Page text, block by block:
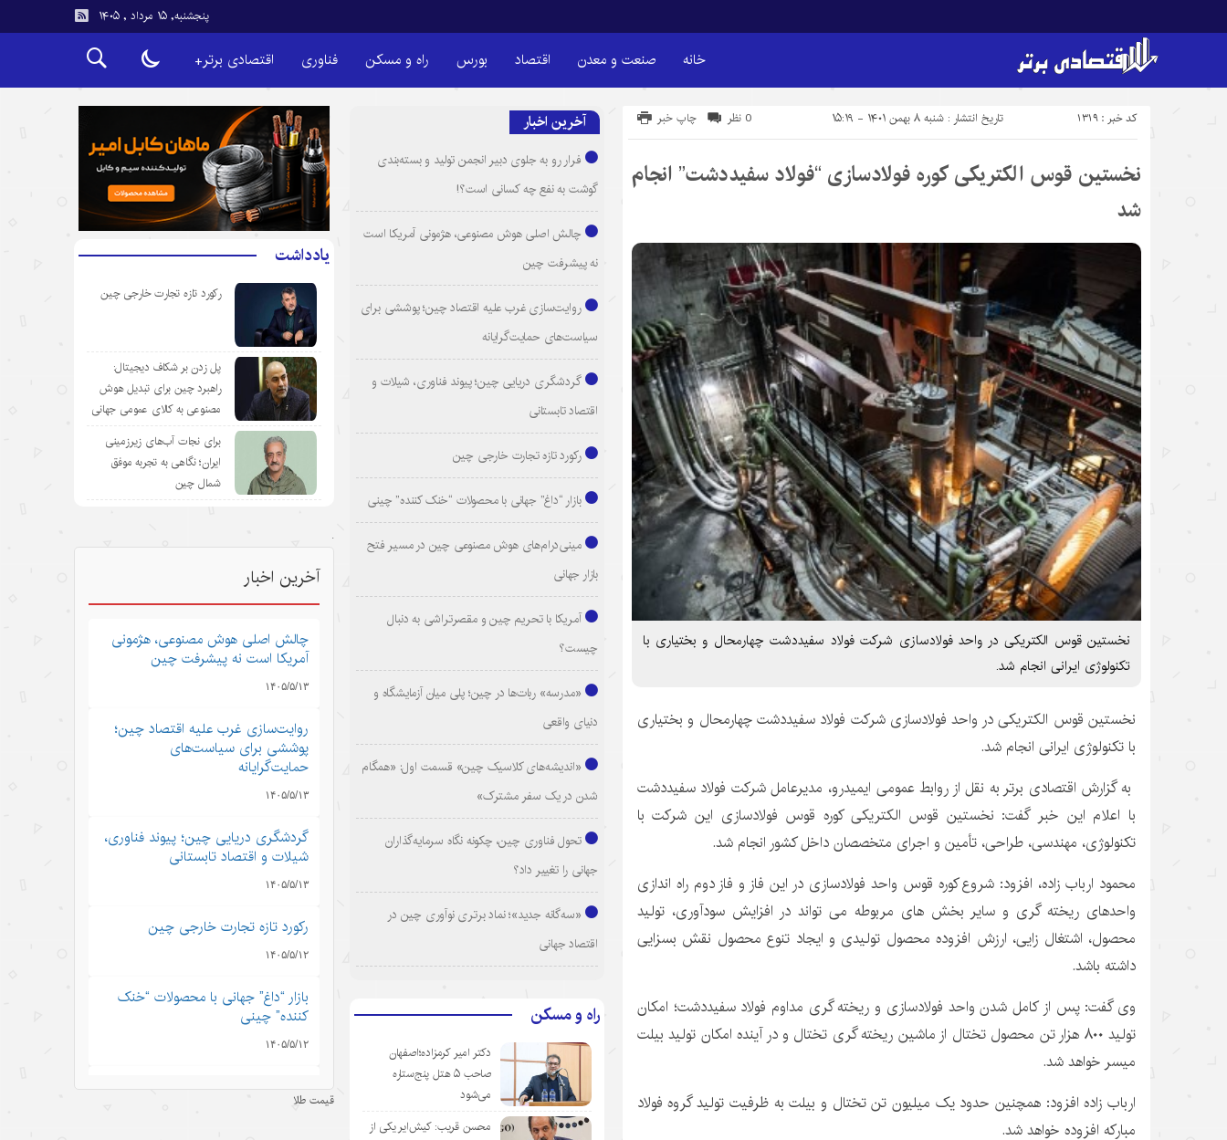
پنجشنبه, ۱۵ مرداد , ۱۴۰۵
خانه صنعت و معدن اقتصاد بورس راه و مسکن فناوری اقتصادی برتر+
تاریخ انتشار : شنبه ۸ بهمن ۱۴۰۱ - ۱۵:۱۹ کد خبر : 1319 چاپ خبر 0 نظر
نخستین قوس الکتریکی کوره فولادسازی “فولاد سفیددشت” انجام
شد
نخستین قوس الکتریکی در واحد فولادسازی شرکت فولاد سفیددشت چهارمحال و بختیاری با
تکنولوژی ایرانی انجام شد.
نخستین قوس الکتریکی در واحد فولادسازی شرکت فولاد سفیددشت چهارمحال و بختیاری
با تکنولوژی ایرانی انجام شد.
به گزارش اقتصادی برتر به نقل از روابط عمومی ایمیدرو، مدیرعامل شرکت فولاد سفیددشت
با اعلام این خبر گفت: نخستین قوس الکتریکی کوره قوس فولادسازی این شرکت با
تکنولوژی، مهندسی، طراحی، تأمین و اجرای متخصصان داخل کشور انجام شد.
محمود ارباب زاده، افزود: شروع کوره قوس واحد فولادسازی در این فاز و فاز دوم راه اندازی
واحدهای ریخته گری و سایر بخش های مربوطه می تواند در افزایش سودآوری، تولید
محصول، اشتغال زایی، ارزش افزوده محصول تولیدی و ایجاد تنوع محصول نقش بسزایی
داشته باشد.
وی گفت: پس از کامل شدن واحد فولادسازی و ریخته گری مداوم فولاد سفیددشت؛ امکان
تولید ۸۰۰ هزار تن محصول تختال از ماشین ریخته گری تختال و در آینده امکان تولید بیلت
میسر خواهد شد.
ارباب زاده افزود: همچنین حدود یک میلیون تن تختال و بیلت به ظرفیت تولید گروه فولاد
مبارکه افزوده خواهد شد.
آخرین اخبار
فرار رو به جلوی دبیر انجمن تولید و بسته‌بندی
گوشت به نفع چه کسانی است؟!
چالش اصلی هوش مصنوعی، هژمونی آمریکا است
نه پیشرفت چین
روایت‌سازی غرب علیه اقتصاد چین؛ پوششی برای
سیاست‌های حمایت‌گرایانه
گردشگری دریایی چین؛ پیوند فناوری، شیلات و
اقتصاد تابستانی
رکورد تازه تجارت خارجی چین
بازار “داغ” جهانی با محصولات “خنک کننده” چینی
مینی‌درام‌های هوش مصنوعی چین در مسیر فتح
بازار جهانی
آمریکا با تحریم چین و مقصرتراشی به دنبال
چیست؟
«مدرسه» ربات‌ها در چین؛ پلی میان آزمایشگاه و
دنیای واقعی
«اندیشه‌های کلاسیک چین» قسمت اول: «همگام
شدن در یک سفر مشترک»
تحول فناوری چین، چکونه نگاه سرمایه‌گذاران
جهانی را تغییر داد؟
«سه‌گانه جدید»؛ نماد برتری نوآوری چین در
اقتصاد جهانی
راه و مسکن
دکتر امیر کرمزاده؛اصفهان
صاحب ۵ هتل پنج‌ستاره
می‌شود
محسن قریب: کیش‌ایر یکی از
یادداشت
رکورد تازه تجارت خارجی چین
پل زدن بر شکاف دیجیتال:
راهبرد چین برای تبدیل هوش
مصنوعی به کالای عمومی جهانی
برای نجات آب‌های زیرزمینی
ایران؛ نگاهی به تجربه موفق
شمال چین
.
آخرین اخبار
چالش اصلی هوش مصنوعی، هژمونی
آمریکا است نه پیشرفت چین
۱۴۰۵/۵/۱۳
روایت‌سازی غرب علیه اقتصاد چین؛
پوششی برای سیاست‌های
حمایت‌گرایانه
۱۴۰۵/۵/۱۳
گردشگری دریایی چین؛ پیوند فناوری،
شیلات و اقتصاد تابستانی
۱۴۰۵/۵/۱۳
رکورد تازه تجارت خارجی چین
۱۴۰۵/۵/۱۲
بازار “داغ” جهانی با محصولات “خنک
کننده” چینی
۱۴۰۵/۵/۱۲
مینی‌درام‌های هوش مصنوعی چین در
مسیر فتح بازار جهانیقیمت طلا